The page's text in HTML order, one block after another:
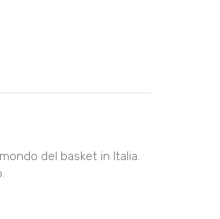
del basket in Italia.